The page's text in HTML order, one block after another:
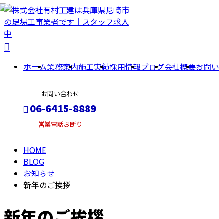
ホーム業務案内施工実績採用情報ブログ会社概要お問
お問い合わせ
06-6415-8889
営業電話お断り
メールフォーム
BLOG
HOME
BLOG
お知らせ
新年のご挨拶